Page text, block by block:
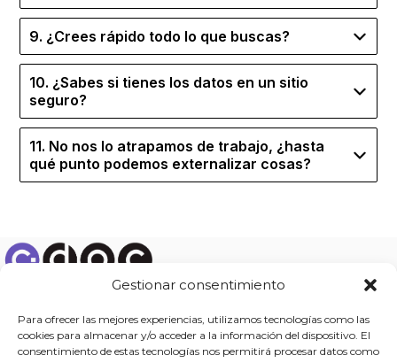
Gestionar consentimiento
Para ofrecer las mejores experiencias, utilizamos tecnologías como las
cookies para almacenar y/o acceder a la información del dispositivo. El
consentimiento de estas tecnologías nos permitirá procesar datos como
9. ¿Crees rápido todo lo que buscas?
10. ¿Sabes si tienes los datos en un sitio
seguro?
11. No nos lo atrapamos de trabajo, ¿hasta
qué punto podemos externalizar cosas?
(Barcelona)
93 754 71 93